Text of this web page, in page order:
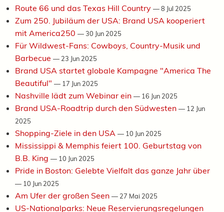
Route 66 und das Texas Hill Country —8 Jul 2025
Zum 250. Jubiläum der USA: Brand USA kooperiert
mit America250 —30 Jun 2025
Für Wildwest-Fans: Cowboys, Country-Musik und
Barbecue — 23 Jun 2025
Brand USA startet globale Kampagne "America The
Beautiful" — 17 Jun 2025
Nashville lädt zum Webinar ein — 16 Jun 2025
Brand USA-Roadtrip durch den Südwesten — 12 Jun
2025
Shopping-Ziele in den USA — 10 Jun 2025
Mississippi & Memphis feiert 100. Geburtstag von
B.B. King — 10 Jun 2025
Pride in Boston: Gelebte Vielfalt das ganze Jahr über
— 10 Jun 2025
Am Ufer der großen Seen — 27 Mai 2025
US-Nationalparks: Neue Reservierungsregelungen